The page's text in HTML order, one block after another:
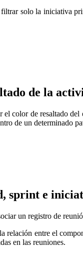
solo la iniciativa
de la
el color de resaltado
de un determinado
sprint e
un registro de
relación entre el
en las reuniones.